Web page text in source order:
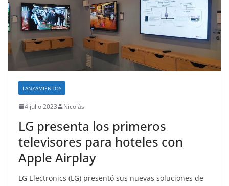
LANZAMIENTOS
4 julio 2023 Nicolás
LG presenta los primeros
televisores para hoteles con
Apple Airplay
LG Electronics (LG) presentó sus nuevas soluciones de